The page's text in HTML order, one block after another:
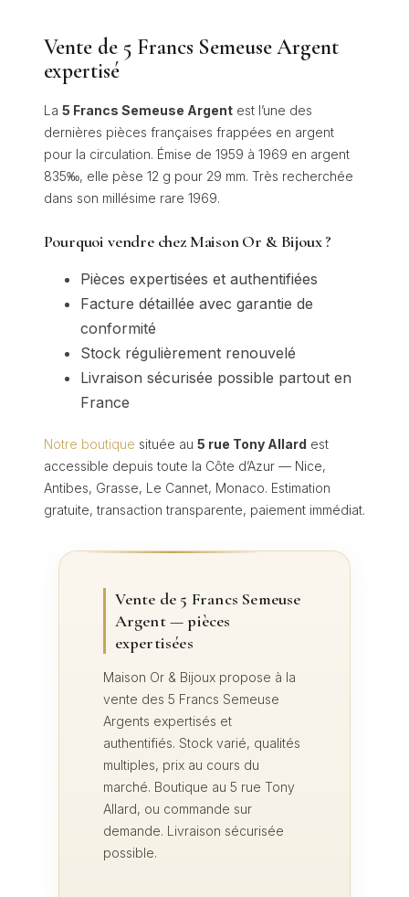
Vente de 5 Francs Semeuse Argent
expertisé
La 5 Francs Semeuse Argentest l’une des
dernières pièces françaises frappées en argent
pour la circulation. Émise de 1959 à 1969 en argent
835‰, elle pèse 12 g pour 29 mm. Très recherchée
dans son millésime rare 1969.
Pourquoi vendre chez Maison Or & Bijoux ?
Pièces expertisées et authentifiées
Facture détaillée avec garantie de
conformité
Stock régulièrement renouvelé
Livraison sécurisée possible partout en
France
Notre boutique située au 5 rue Tony Allard est
accessible depuis toute la Côte d’Azur — Nice,
Antibes, Grasse, Le Cannet, Monaco. Estimation
gratuite, transaction transparente, paiement immédiat.
Vente de 5 Francs Semeuse
Argent — pièces
expertisées
Maison Or & Bijoux propose à la
vente des 5 Francs Semeuse
Argents expertisés et
authentifiés. Stock varié, qualités
multiples, prix au cours du
marché. Boutique au 5 rue Tony
Allard, ou commande sur
demande. Livraison sécurisée
possible.